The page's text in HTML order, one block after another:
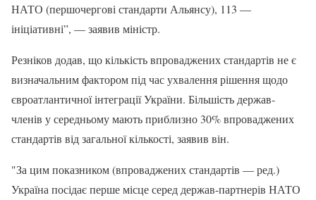
НАТО (першочергові стандарти Альянсу), 113 —
ініціативні”, — заявив міністр.
Резніков додав, що кількість впроваджених стандартів не є
визначальним фактором під час ухвалення рішення щодо
євроатлантичної інтеграції України. Більшість держав-
членів у середньому мають приблизно 30% впроваджених
стандартів від загальної кількості, заявив він.
"За цим показником (впроваджених стандартів — ред.)
Україна посідає перше місце серед держав-партнерів НАТО